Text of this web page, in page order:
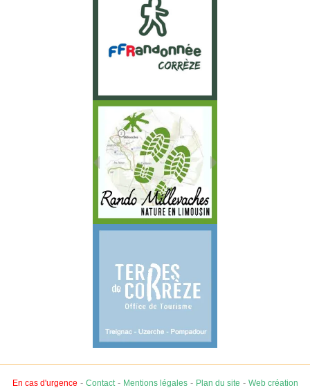
En cas d'urgence - Contact- Mentions légales- Plan du site - Web création